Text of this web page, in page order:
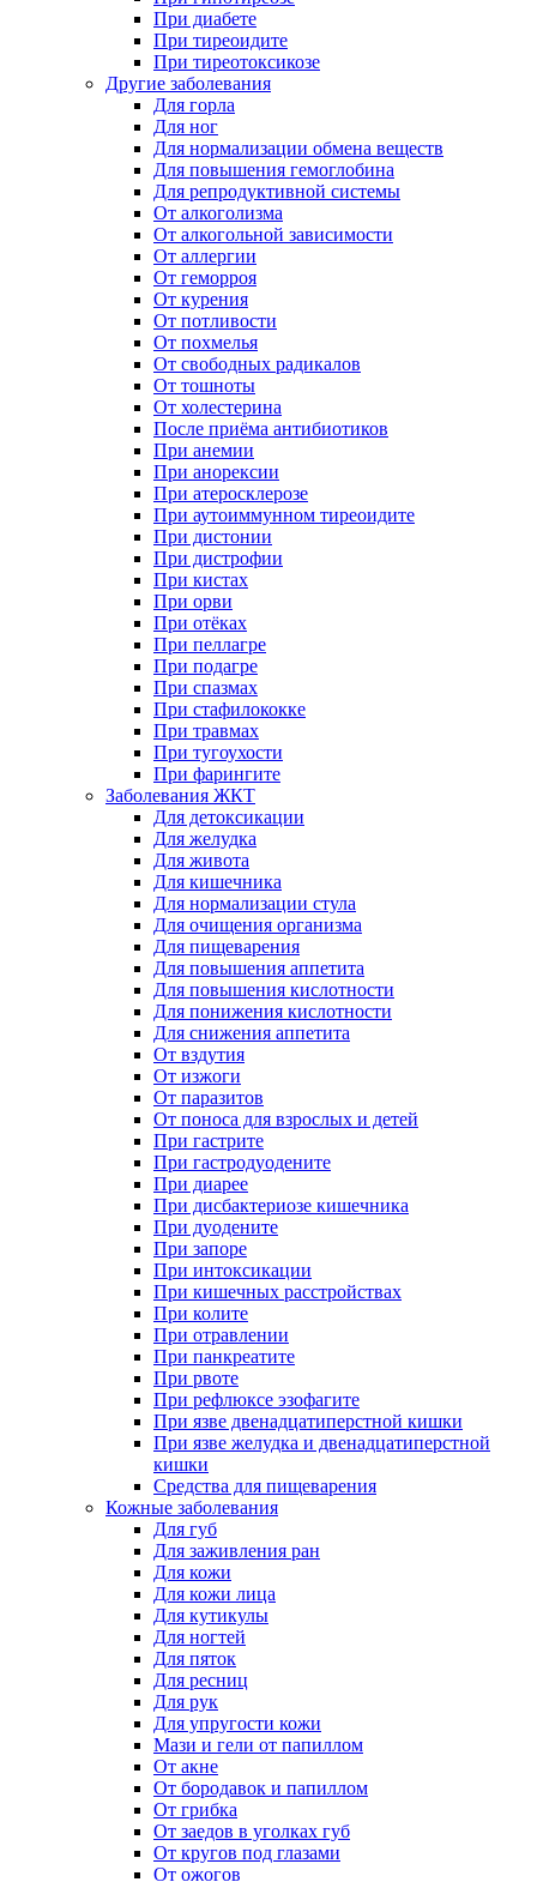
При диабете
При тиреоидите
При тиреотоксикозе
Другие заболевания
Для горла
Для ног
Для нормализации обмена веществ
Для повышения гемоглобина
Для репродуктивной системы
От алкоголизма
От алкогольной зависимости
От аллергии
От геморроя
От курения
От потливости
От похмелья
От свободных радикалов
От тошноты
От холестерина
После приёма антибиотиков
При анемии
При анорексии
При атеросклерозе
При аутоиммунном тиреоидите
При дистонии
При дистрофии
При кистах
При орви
При отёках
При пеллагре
При подагре
При спазмах
При стафилококке
При травмах
При тугоухости
При фарингите
Заболевания ЖКТ
Для детоксикации
Для желудка
Для живота
Для кишечника
Для нормализации стула
Для очищения организма
Для пищеварения
Для повышения аппетита
Для повышения кислотности
Для понижения кислотности
Для снижения аппетита
От вздутия
От изжоги
От паразитов
От поноса для взрослых и детей
При гастрите
При гастродуодените
При диарее
При дисбактериозе кишечника
При дуодените
При запоре
При интоксикации
При кишечных расстройствах
При колите
При отравлении
При панкреатите
При рвоте
При рефлюксе эзофагите
При язве двенадцатиперстной кишки
При язве желудка и двенадцатиперстной
кишки
Средства для пищеварения
Кожные заболевания
Для губ
Для заживления ран
Для кожи
Для кожи лица
Для кутикулы
Для ногтей
Для пяток
Для ресниц
Для рук
Для упругости кожи
Мази и гели от папиллом
От акне
От бородавок и папиллом
От грибка
От заедов в уголках губ
От кругов под глазами
От ожогов